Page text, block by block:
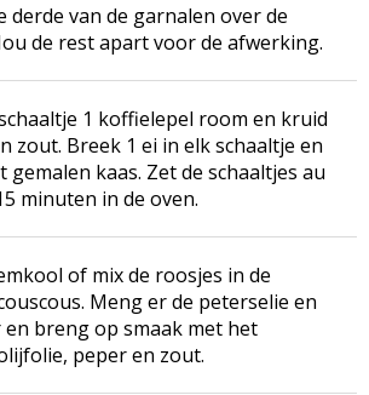
derde van de garnalen over de
de rest apart voor de afwerking.
1 koffielepel room en kruid
zout. Breek 1 ei in elk schaaltje en
gemalen kaas. Zet de schaaltjes au
minuten in de oven.
of mix de roosjes in de
Meng er de peterselie en
en breng op smaak met het
peper en zout.